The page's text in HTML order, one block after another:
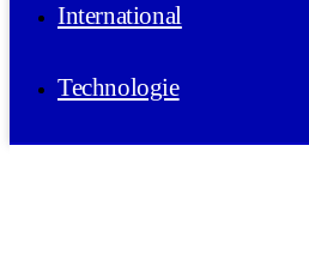
International
Technologie